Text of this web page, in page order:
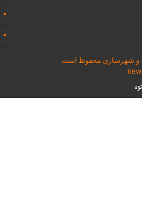
و شهرسازی محفوظ است